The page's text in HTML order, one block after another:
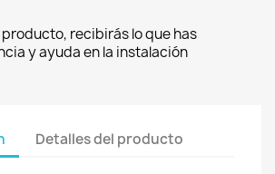
recibirás lo que has
y ayuda en la instalación
Detalles del producto